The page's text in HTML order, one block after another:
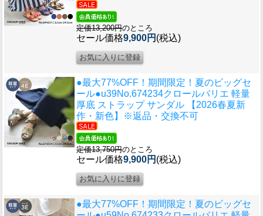
定価13,200円のところ
セール価格9,900円 (税込)
●最大77%OFF！期間限定！夏のビッグセ
ール●u39No.674234クロールバリエ 軽量
厚底 ストラップ サンダル 【2026春夏新
作・新色】※返品・交換不可
定価13,750円のところ
セール価格9,900円 (税込)
●最大77%OFF！期間限定！夏のビッグセ